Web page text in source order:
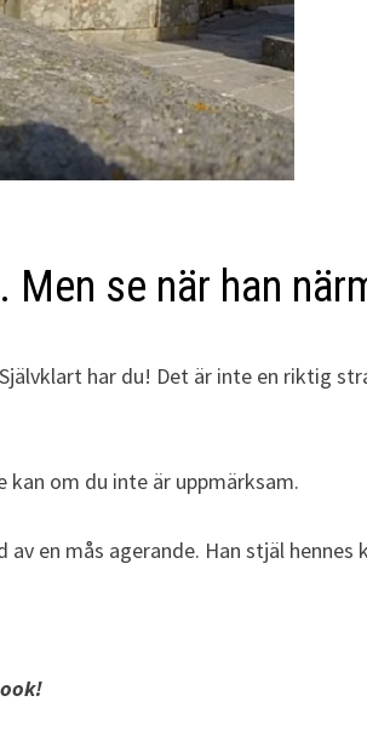
se när han
har du! Det är inte en riktig
om du inte är uppmärksam.
en mås agerande. Han stjäl hennes